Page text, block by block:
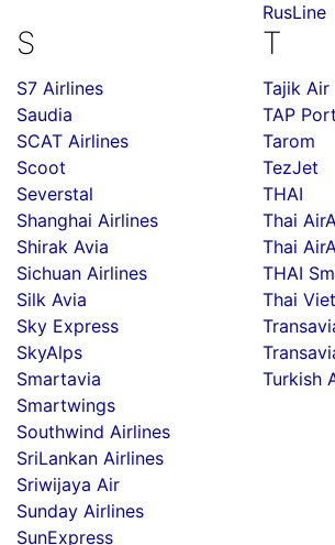
RusLine
S
S7 Airlines
Saudia
SCAT Airlines
Scoot
Severstal
Shanghai Airlines
Shirak Avia
Sichuan Airlines
Silk Avia
Sky Express
SkyAlps
Smartavia
Smartwings
Southwind Airlines
SriLankan Airlines
Sriwijaya Air
Sunday Airlines
SunExpress
T
Tajik Air
TAP
Tarom
TezJet
THAI
Thai
Thai
THAI
Thai
Turkish